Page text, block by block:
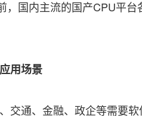
国内主流的国产CPU平台
用场景
交通、金融、政企等需要